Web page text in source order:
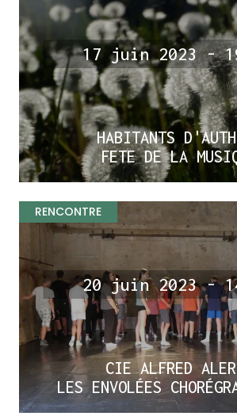
17 juin 2023 -
HABITANTS
FETE DE LA
RENCONTRE
20 juin 2023 -
CIE ALFRED
LES ENVOLÉES